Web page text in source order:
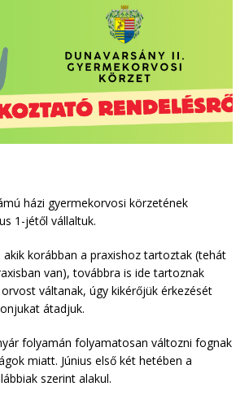
házi gyermekorvosi körzetének
1-jétől vállaltuk.
akik korábban a praxishoz tartoztak (tehát
van), továbbra is ide tartoznak
váltanak, úgy kikérőjük érkezését
átadjuk.
folyamán folyamatosan változni fognak
miatt. Június első két hetében a
szerint alakul.